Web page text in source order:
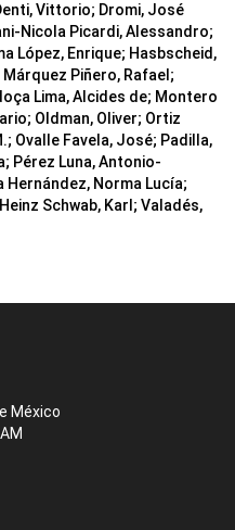
Vittorio; Dromi, José
Nicola Picardi, Alessandro;
López, Enrique; Hasbscheid,
Piñero, Rafael;
Lima, Alcides de; Montero
Oldman, Oliver; Ortiz
Ovalle Favela, José; Padilla,
Pérez Luna, Antonio-
Hernández, Norma Lucía;
Schwab, Karl; Valadés,
México